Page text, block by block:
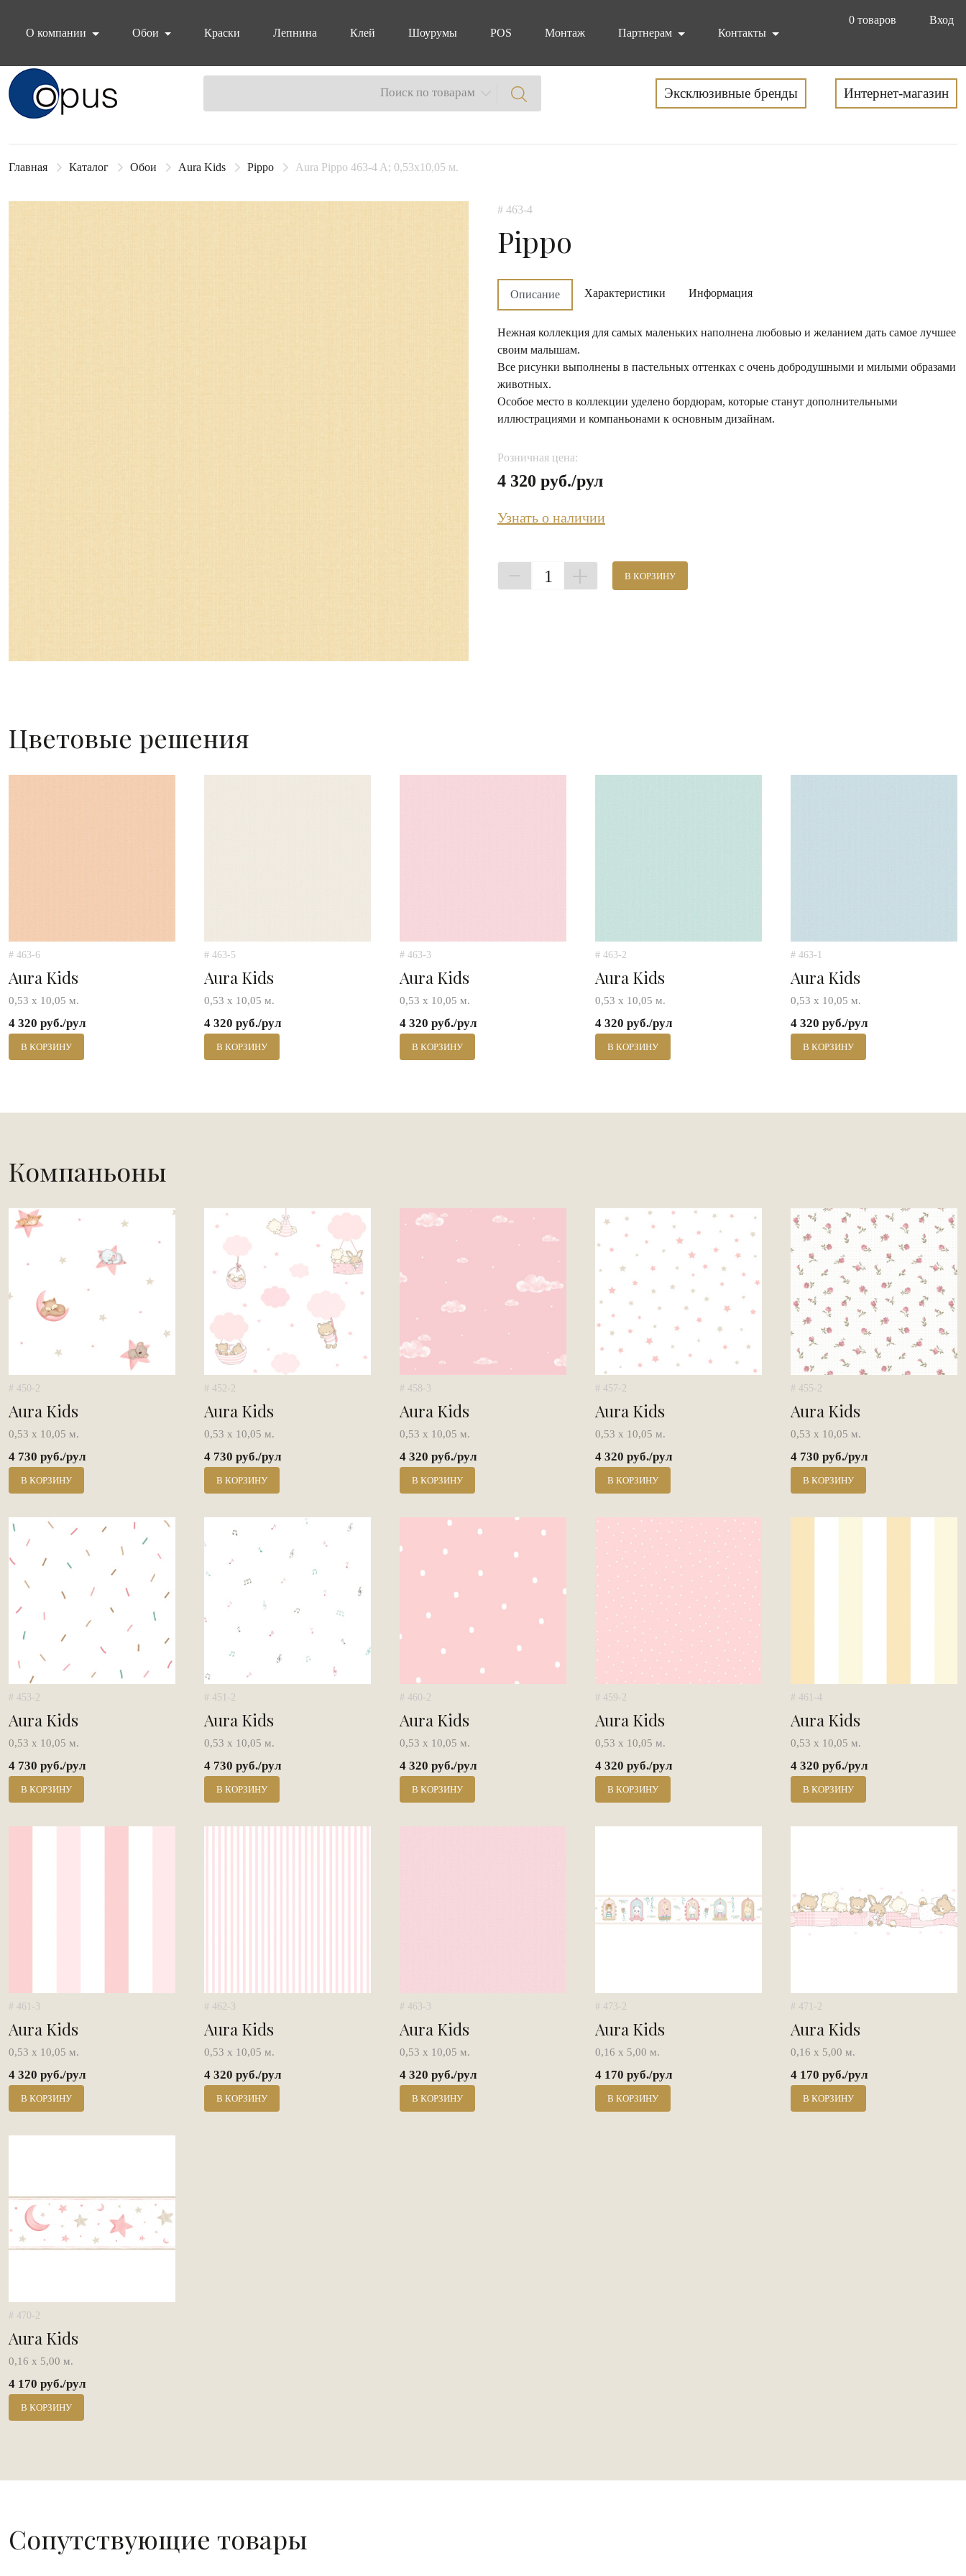
0 товаров
Вход
О компании
Обои Краски Лепнина Клей Шоурумы POS Монтаж Партнерам Контакты
Блок поиска Поиск по товарам Эксклюзивные бренды Интернет-магазин
Главная Каталог Обои Aura Kids Pippo Aura Pippo 463-4 A; 0,53х10,05 м.
# 463-4
Pippo
Описание Характеристики Информация
Нежная коллекция для самых маленьких наполнена любовью и желанием дать самое лучшее
своим малышам.
Все рисунки выполнены в пастельных оттенках с очень добродушными и милыми образами
животных.
Особое место в коллекции уделено бордюрам, которые станут дополнительными
иллюстрациями и компаньонами к основным дизайнам.
Розничная цена:
4 320 руб./рул
Узнать о наличии
1 В КОРЗИНУ
Цветовые решения
# 463-6
Aura Kids
0,53 х 10,05 м.
4 320 руб./рул
В КОРЗИНУ
# 463-5
Aura Kids
0,53 х 10,05 м.
4 320 руб./рул
В КОРЗИНУ
# 463-3
Aura Kids
0,53 х 10,05 м.
4 320 руб./рул
В КОРЗИНУ
# 463-2
Aura Kids
0,53 х 10,05 м.
4 320 руб./рул
В КОРЗИНУ
# 463-1
Aura Kids
0,53 х 10,05 м.
4 320 руб./рул
В КОРЗИНУ
Компаньоны
# 450-2
Aura Kids
0,53 х 10,05 м.
4 730 руб./рул
В КОРЗИНУ
# 452-2
Aura Kids
0,53 х 10,05 м.
4 730 руб./рул
В КОРЗИНУ
# 458-3
Aura Kids
0,53 х 10,05 м.
4 320 руб./рул
В КОРЗИНУ
# 457-2
Aura Kids
0,53 х 10,05 м.
4 320 руб./рул
В КОРЗИНУ
# 455-2
Aura Kids
0,53 х 10,05 м.
4 730 руб./рул
В КОРЗИНУ
# 453-2
Aura Kids
0,53 х 10,05 м.
4 730 руб./рул
В КОРЗИНУ
# 451-2
Aura Kids
0,53 х 10,05 м.
4 730 руб./рул
В КОРЗИНУ
# 460-2
Aura Kids
0,53 х 10,05 м.
4 320 руб./рул
В КОРЗИНУ
# 459-2
Aura Kids
0,53 х 10,05 м.
4 320 руб./рул
В КОРЗИНУ
# 461-4
Aura Kids
0,53 х 10,05 м.
4 320 руб./рул
В КОРЗИНУ
# 461-3
Aura Kids
0,53 х 10,05 м.
4 320 руб./рул
В КОРЗИНУ
# 462-3
Aura Kids
0,53 х 10,05 м.
4 320 руб./рул
В КОРЗИНУ
# 463-3
Aura Kids
0,53 х 10,05 м.
4 320 руб./рул
В КОРЗИНУ
# 473-2
Aura Kids
0,16 х 5,00 м.
4 170 руб./рул
В КОРЗИНУ
# 471-2
Aura Kids
0,16 х 5,00 м.
4 170 руб./рул
В КОРЗИНУ
# 470-2
Aura Kids
0,16 х 5,00 м.
4 170 руб./рул
В КОРЗИНУ
Сопутствующие товары